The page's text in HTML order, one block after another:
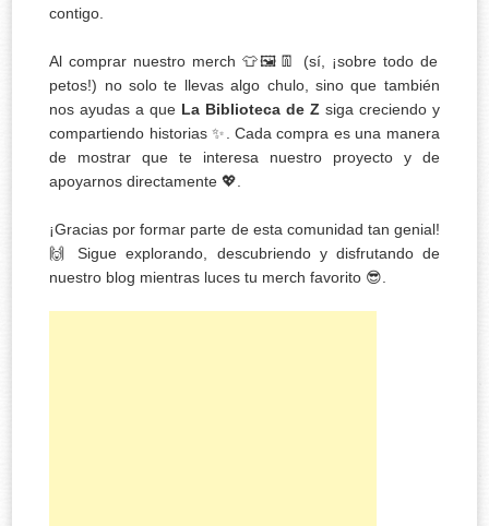
contigo.
Al comprar nuestro merch 👕🖼️👖 (sí, ¡sobre todo de
petos!) no solo te llevas algo chulo, sino que también
nos ayudas a que La Biblioteca de Zsiga creciendo y
compartiendo historias ✨. Cada compra es una manera
de mostrar que te interesa nuestro proyecto y de
apoyarnos directamente 💖.
¡Gracias por formar parte de esta comunidad tan genial!
🙌 Sigue explorando, descubriendo y disfrutando de
nuestro blog mientras luces tu merch favorito 😎.